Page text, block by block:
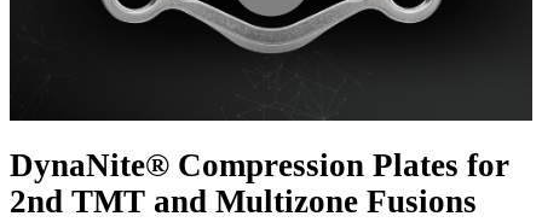
Play
Video
DynaNite® Compression Plates for
2nd TMT and Multizone Fusions